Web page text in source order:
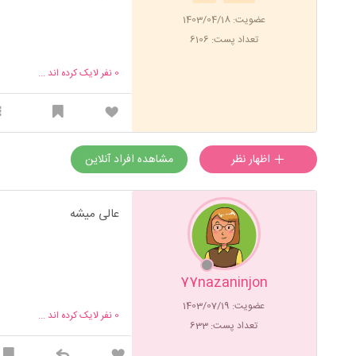
عضویت: 1403/04/18
تعداد پست: 6106
0 نفر لایک کرده اند ...
مشاهده افراد آنلاین
77nazaninjon
عضویت: 1403/07/19
تعداد پست: 633
عالی میشه
0 نفر لایک کرده اند ...